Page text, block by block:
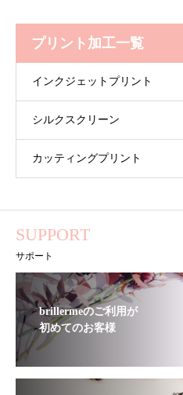
プリント加工一覧
インクジェットプリント
シルクスクリーン
カッティングプリント
SUPPORT
サポート
brillermeのご利用が
初めてのお客様